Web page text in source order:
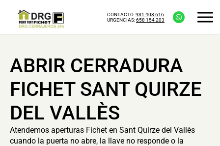
CONTACTO:931 408 616
URGENCIAS:658 154 203
ABRIR CERRADURA
FICHET SANT QUIRZE
DEL VALLÈS
Atendemos aperturas Fichet en Sant Quirze del Vallès
cuando la puerta no abre, la llave no responde o la